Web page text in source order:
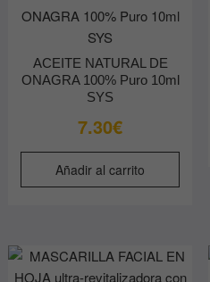
ACEITE NATURAL DE
ONAGRA 100% Puro 10ml
SYS
7.30€
Añadir al carrito